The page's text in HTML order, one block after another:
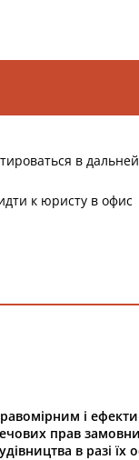
в
к юристу в офис
і
прав
в разі їх